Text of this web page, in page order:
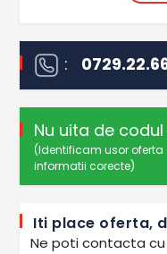
:
Nu uita de
(Identificam usor oferta
informatii corecte)
Iti place oferta,
Ne poti contacta